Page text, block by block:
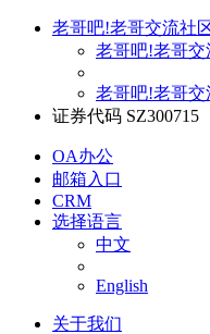
老哥吧!老哥交流社
老哥吧!老哥
老哥吧!老哥
证券代码 SZ300715
OA办公
邮箱入口
CRM
选择语言
中文
English
关于我们